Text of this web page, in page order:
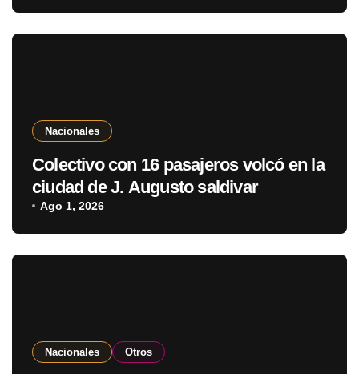
Nacionales
Colectivo con 16 pasajeros volcó en la
ciudad de J. Augusto saldivar
Ago 1, 2026
Nacionales Otros